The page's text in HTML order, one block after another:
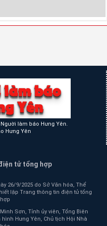
làm báo Hưng Yên.
Hưng Yên
tử tổng hợp
26/9/2025 do Sở Văn hóa, Thể
lập Trang thông tin điện tử tổng
hợp
Sơn, Tỉnh ủy viên, Tổng Biên
Hưng Yên, Chủ tịch Hội Nhà